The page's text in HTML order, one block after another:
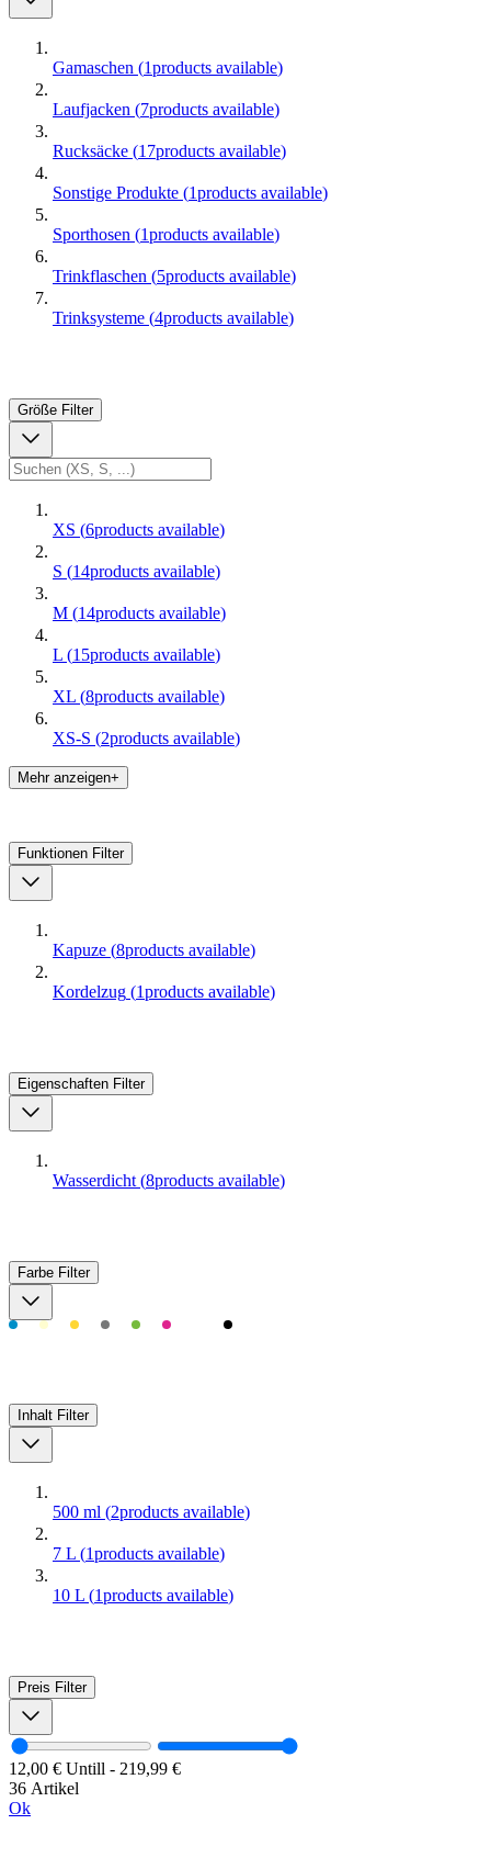
Gamaschen (1products available)
Laufjacken (7products available)
Rucksäcke (17products available)
Sonstige Produkte (1products available)
Sporthosen (1products available)
Trinkflaschen (5products available)
Trinksysteme (4products available)
Größe Filter
XS (6products available)
S (14products available)
M (14products available)
L (15products available)
XL (8products available)
XS-S (2products available)
Mehr anzeigen+
Funktionen Filter
Kapuze (8products available)
Kordelzug (1products available)
Eigenschaften Filter
Wasserdicht (8products available)
Farbe Filter
Inhalt Filter
500 ml (2products available)
7 L (1products available)
10 L (1products available)
Preis Filter
12,00 € Untill - 219,99 €
36 Artikel
Ok